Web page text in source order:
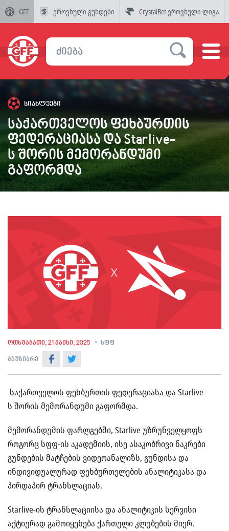
GFF ეროვნული გუნდები CrystalBet ეროვნული ლიგა
სიახლეები
საქართველოს ფეხბურთის
ფედერაციასა და Starlive-
ს შორის მემორანდუმი
გაფორმდა
ოთხშაბათი, 21 მაისი, 2025 სფფ
გაუზიარე
საქართველოს ფეხბურთის ფედერაციასა და Starlive-
ს შორის მემორანდუმი გაფორმდა.
მემორანდუმის ფარლგებში, Starlive უზრუნველყოფს
როგორც სფფ-ის აკადემიის, ისე ასაკობრივი ნაკრები
გუნდების მატჩების ვიდეოანალიზს, გუნდისა და
ინდივიდუალურად ფეხბურთელების ანალიტიკასა და
პირდაპირ ტრანსლაციას.
Starlive-ის ტრანსლაციისა და ანალიტიკის სერვისი
აქტიურად გამოიყენება ქართული კლუბების მიერ.